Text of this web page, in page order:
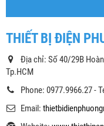
THIẾT BỊ ĐIỆN
Địa chỉ: Số 40/29B
Tp.HCM
Phone: 0977.9966.27 -
Email: